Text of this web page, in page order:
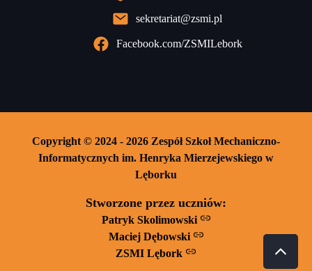
sekretariat@zsmi.pl
Facebook.com/ZSMILebork
Copyright © 2024 - 2026 Zespół Szkoł Mechaniczno-
Informatycznych im. Henryka Mierzejewskiego w
Lęborku
Stworzone przez uczniów:
Patryk Skolimowski
Maciej Dębowski
ZSMI Lębork